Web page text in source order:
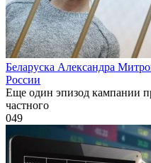
Беларуска Александра
России
Еще один эпизод кампании
частного
049